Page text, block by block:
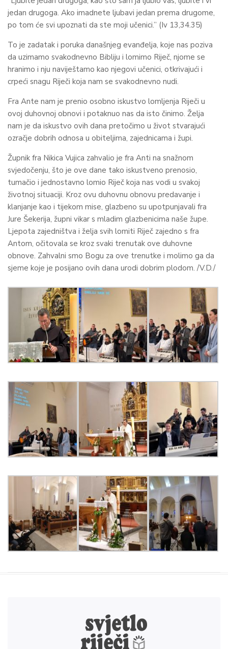
jedan drugoga. Ako imadnete ljubavi jedan prema drugome,
po tom će svi upoznati da ste moji učenici.” (Iv 13,34.35)
To je zadatak i poruka današnjeg evanđelja, koje nas poziva
da uzimamo svakodnevno Bibliju i lomimo Riječ, njome se
hranimo i nju naviještamo kao njegovi učenici, otkrivajući i
crpeći snagu Riječi koja nam se svakodnevno nudi.
Fra Ante nam je prenio osobno iskustvo lomljenja Riječi u
ovoj duhovnoj obnovi i potaknuo nas da isto činimo. Želja
nam je da iskustvo ovih dana pretočimo u život stvarajući
ozračje dobrih odnosa u obiteljima, zajednicama i župi.
Župnik fra Nikica Vujica zahvalio je fra Anti na snažnom
svjedočenju, što je ove dane tako iskustveno prenosio,
tumačio i jednostavno lomio Riječ koja nas vodi u svakoj
životnoj situaciji. Kroz ovu duhovnu obnovu predavanje i
klanjanje kao i tijekom mise, glazbeno su upotpunjavali fra
Jure Šekerija, župni vikar s mladim glazbenicima naše župe.
Ljepota zajedništva i želja svih lomiti Riječ zajedno s fra
Antom, očitovala se kroz svaki trenutak ove duhovne
obnove. Zahvalni smo Bogu za ove trenutke i molimo ga da
sjeme koje je posijano ovih dana urodi dobrim plodom. /V.D./